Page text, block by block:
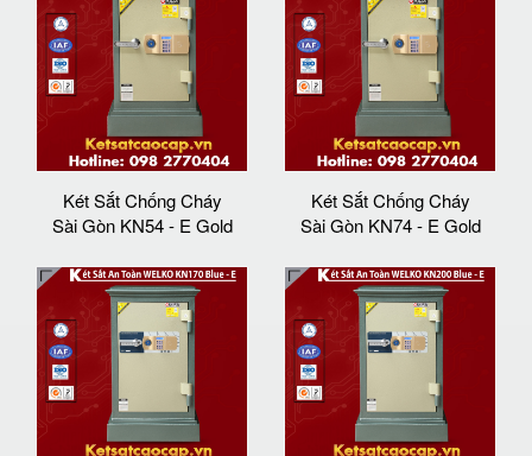
Két Sắt Chống Cháy
Sài Gòn KN54 - E Gold
Két Sắt Chống Cháy
Sài Gòn KN74 - E Gold